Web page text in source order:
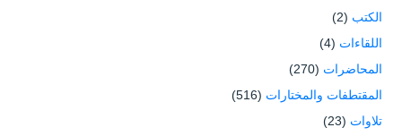
الكتب (2)
اللقاءات (4)
المحاضرات (270)
المقتطفات والمختارات (516)
تلاوات (23)